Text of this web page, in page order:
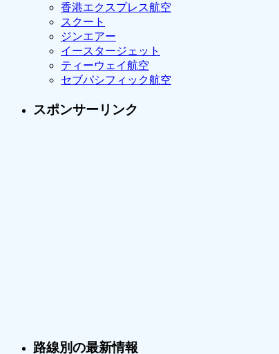
香港エクスプレス航空
スクート
ジンエアー
イースタージェット
ティーウェイ航空
セブパシフィック航空
スポンサーリンク
路線別の最新情報